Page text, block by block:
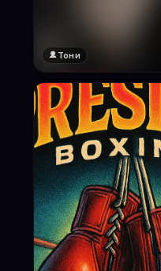
🔞 18+
Натисни за преглед
Тони